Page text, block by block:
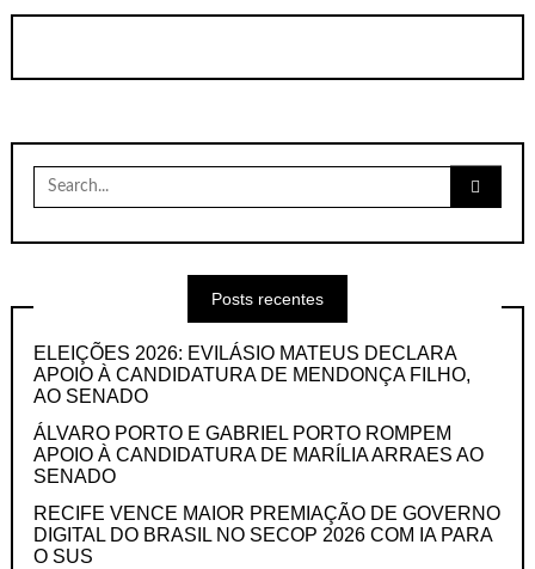
Search
for:
Posts recentes
ELEIÇÕES 2026: EVILÁSIO MATEUS DECLARA
APOIO À CANDIDATURA DE MENDONÇA FILHO,
AO SENADO
ÁLVARO PORTO E GABRIEL PORTO ROMPEM
APOIO À CANDIDATURA DE MARÍLIA ARRAES AO
SENADO
RECIFE VENCE MAIOR PREMIAÇÃO DE GOVERNO
DIGITAL DO BRASIL NO SECOP 2026 COM IA PARA
O SUS